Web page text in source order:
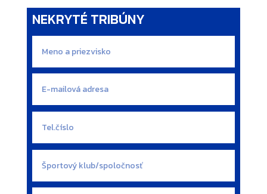
NEKRYTÉ TRIBÚNY